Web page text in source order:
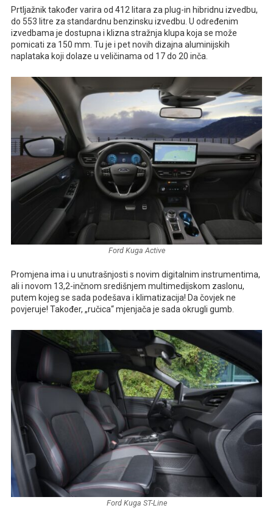
Prtljažnik također varira od 412 litara za plug-in hibridnu izvedbu,
do 553 litre za standardnu benzinsku izvedbu. U određenim
izvedbama je dostupna i klizna stražnja klupa koja se može
pomicati za 150 mm. Tu je i pet novih dizajna aluminijskih
naplataka koji dolaze u veličinama od 17 do 20 inča.
Ford Kuga Active
Promjena ima i u unutrašnjosti s novim digitalnim instrumentima,
ali i novom 13,2-inčnom središnjem multimedijskom zaslonu,
putem kojeg se sada podešava i klimatizacija! Da čovjek ne
povjeruje! Također, „ručica“ mjenjača je sada okrugli gumb.
Ford Kuga ST-Line